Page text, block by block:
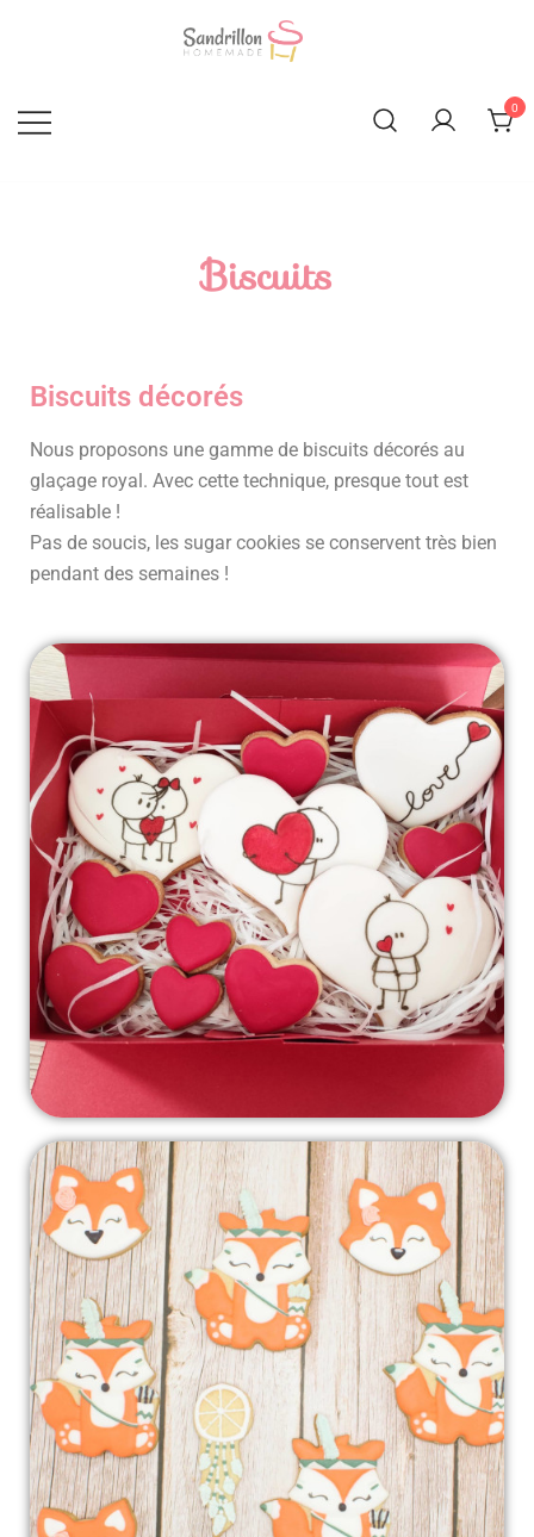
0
Biscuits
Biscuits décorés
Nous proposons une gamme de biscuits décorés au
glaçage royal. Avec cette technique, presque tout est
réalisable !
Pas de soucis, les sugar cookies se conservent très bien
pendant des semaines !